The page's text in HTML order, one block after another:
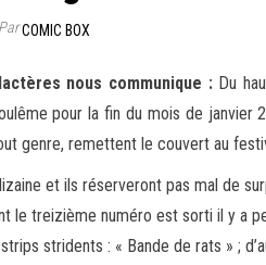
ParCOMIC BOX
nous communique :Du
pour la fin du mois de janvier
genre, remettent le couvert au
et ils réserveront pas mal de
le treizième numéro est sorti il y a
stridents : « Bande de rats » ;